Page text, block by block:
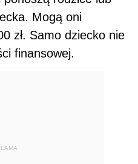
Mogą oni
zł. Samo dziecko nie
finansowej.